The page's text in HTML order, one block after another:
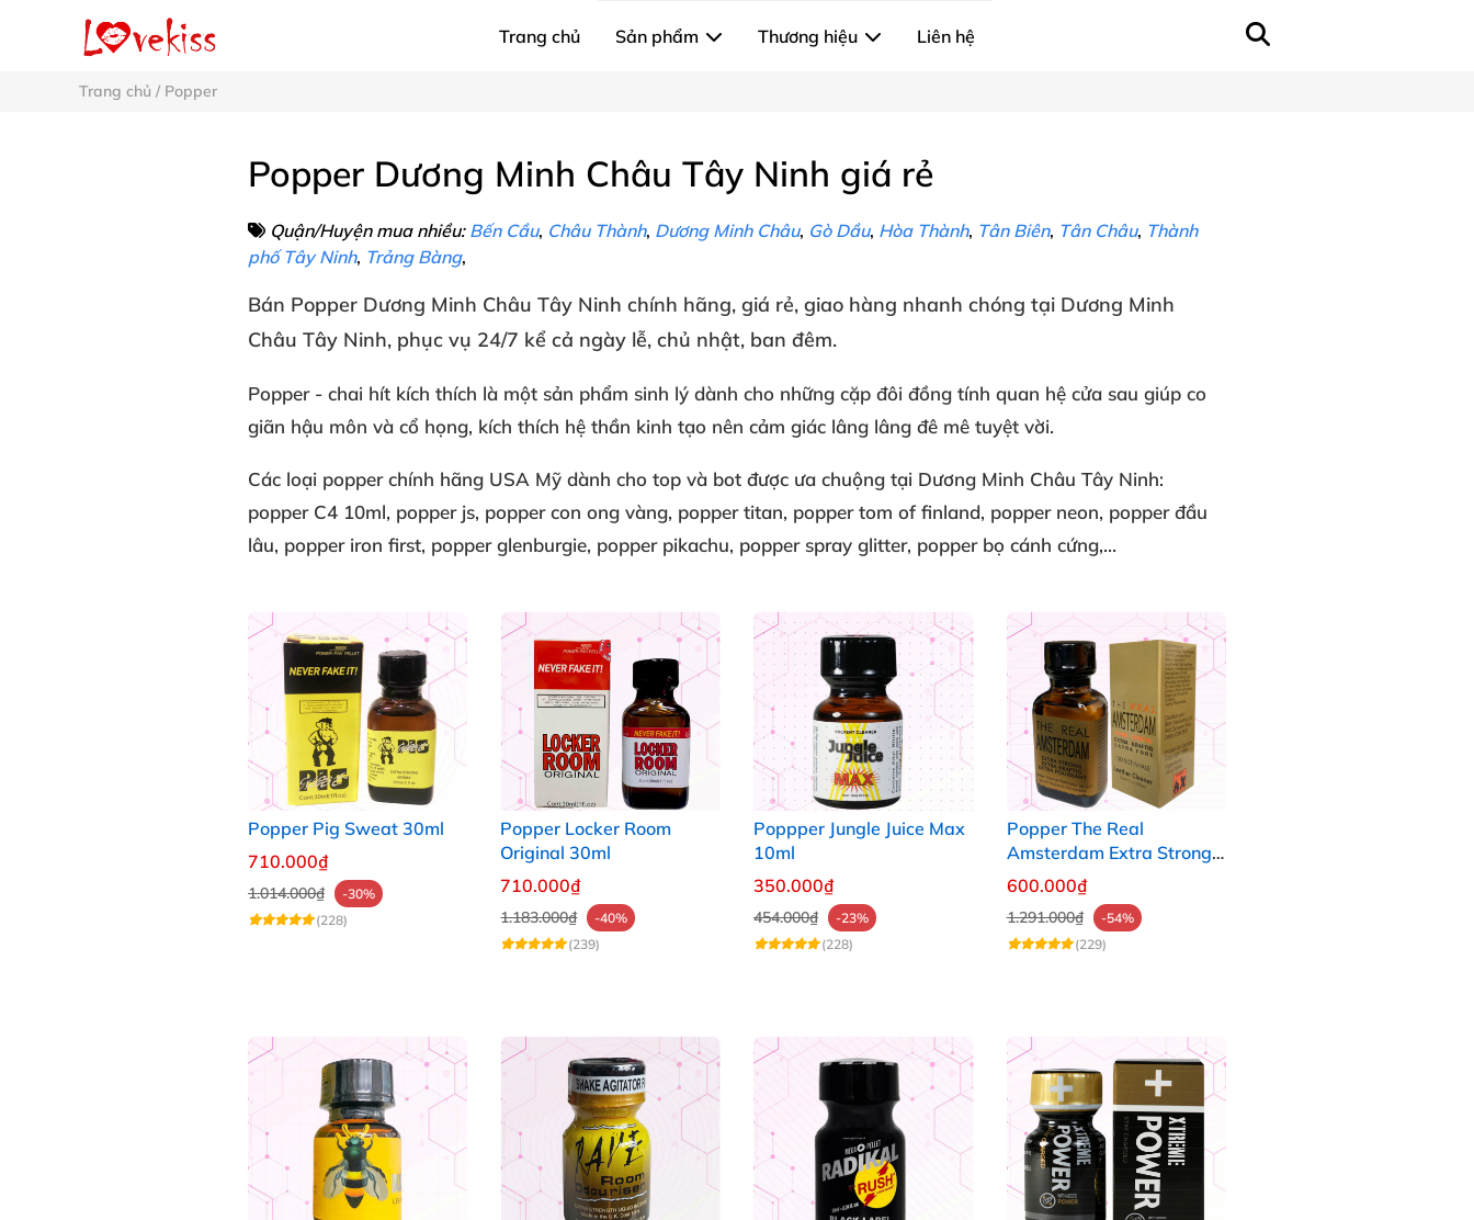
Trang chủ Sản phẩm Thương hiệu Liên hệ
Trang chủ / Popper
Popper Dương Minh Châu Tây Ninh giá rẻ
Quận/Huyện mua nhiều: Bến Cầu, Châu Thành, Dương Minh Châu, Gò Dầu, Hòa Thành, Tân Biên, Tân Châu, Thành
phố Tây Ninh, Trảng Bàng,
Bán PopperDương Minh Châu Tây Ninh chính hãng, giá rẻ, giao hàng nhanh chóng tại Dương Minh
Châu Tây Ninh, phục vụ 24/7 kể cả ngày lễ, chủ nhật, ban đêm.
Popper- chai hít kích thích là một sản phẩm sinh lýdành cho những cặp đôi đồng tính quan hệ cửa sau giúp co
giãn hậu môn và cổ họng, kích thích hệ thần kinh tạo nên cảm giác lâng lângđê mê tuyệt vời.
Các loại popper chính hãng USA Mỹdành cho topvà botđược ưa chuộngtại Dương Minh Châu Tây Ninh:
popper C4 10ml, popper js, popper con ong vàng, popper titan, popper tom of finland, popper neon, popper đầu
lâu, popper iron first, popper glenburgie, popper pikachu, popper spray glitter, popper bọ cánh cứng,…
Popper Pig Sweat 30ml
710.000₫
1.014.000₫
-30%
(228)
Popper Locker Room
Original 30ml
710.000₫
1.183.000₫
-40%
(239)
Poppper Jungle Juice Max
10ml
350.000₫
454.000₫
-23%
(228)
Popper The Real
Amsterdam Extra Strong
30ml
600.000₫
1.291.000₫
-54%
(229)